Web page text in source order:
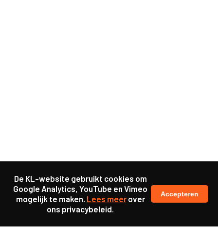
De KL-website gebruikt cookies om
Google Analytics, YouTube en Vimeo
mogelijk te maken. Lees meerover
ons privacybeleid.
Accepteren